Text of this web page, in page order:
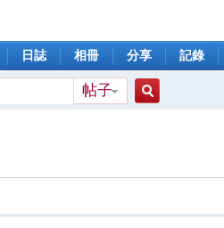
日誌 相冊 分享 記錄
帖子